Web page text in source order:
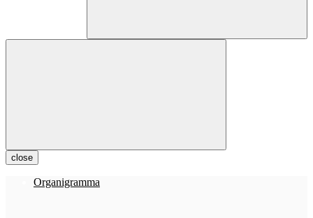
close
Organigramma